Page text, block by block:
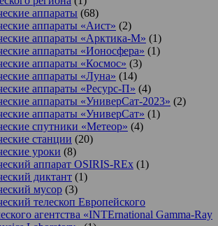
аппараты (68)
аппараты «Аист» (2)
аппараты «Арктика-М» (1)
аппараты «Ионосфера» (1)
аппараты «Космос» (3)
аппараты «Луна» (14)
аппараты «Ресурс-П» (4)
аппараты «УниверСат-2023» (2)
аппараты «УниверСат» (1)
спутники «Метеор» (4)
станции (20)
уроки (8)
аппарат OSIRIS-REx (1)
диктант (1)
мусор (3)
телескоп Европейского
агентства «INTErnational Gamma-Ray